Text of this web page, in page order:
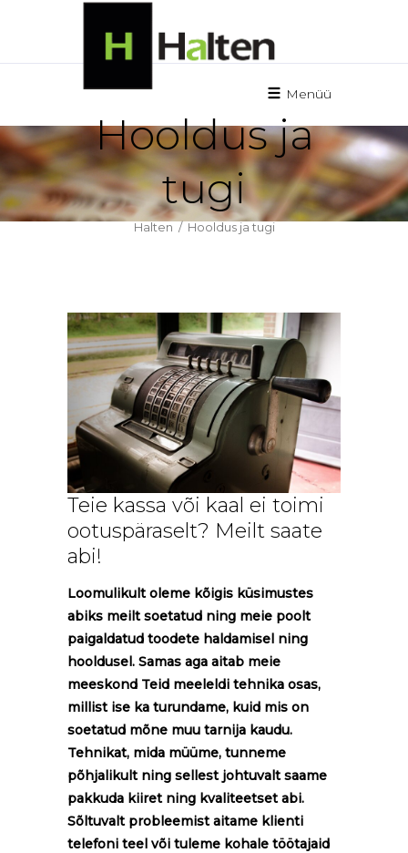
Menüü
Hooldus ja
tugi
Halten / Hooldus ja tugi
Teie kassa või kaal ei toimi
ootuspäraselt? Meilt saate
abi!
Loomulikult oleme kõigis küsimustes
abiks meilt soetatud ning meie poolt
paigaldatud toodete haldamisel ning
hooldusel. Samas aga aitab meie
meeskond Teid meeleldi tehnika osas,
millist ise ka turundame, kuid mis on
soetatud mõne muu tarnija kaudu.
Tehnikat, mida müüme, tunneme
põhjalikult ning sellest johtuvalt saame
pakkuda kiiret ning kvaliteetset abi.
Sõltuvalt probleemist aitame klienti
telefoni teel või tuleme kohale töötajaid